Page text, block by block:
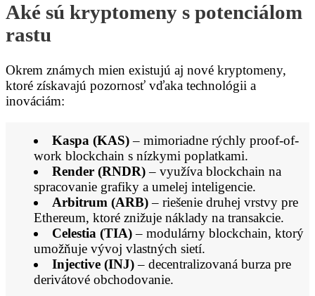
Aké sú kryptomeny s potenciálom
rastu
Okrem známych mien existujú aj nové kryptomeny,
ktoré získavajú pozornosť vďaka technológii a
inováciám:
Kaspa (KAS)– mimoriadne rýchly proof-of-
work blockchain s nízkymi poplatkami.
Render (RNDR)– využíva blockchain na
spracovanie grafiky a umelej inteligencie.
Arbitrum (ARB)– riešenie druhej vrstvy pre
Ethereum, ktoré znižuje náklady na transakcie.
Celestia (TIA)– modulárny blockchain, ktorý
umožňuje vývoj vlastných sietí.
Injective (INJ)– decentralizovaná burza pre
derivátové obchodovanie.